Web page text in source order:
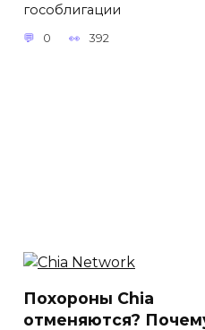
гособлигации
0 392
Похороны Chia
отменяются?